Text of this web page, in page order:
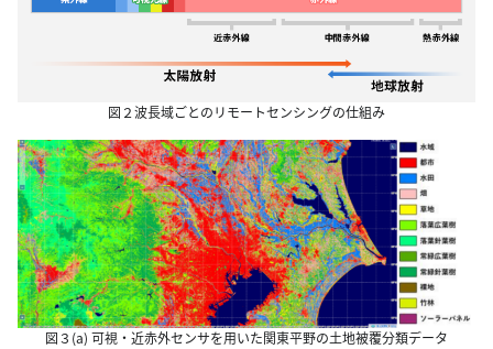
図２波長域ごとのリモートセンシングの仕組み
図３(a) 可視・近赤外センサを用いた関東平野の土地被覆分類データ